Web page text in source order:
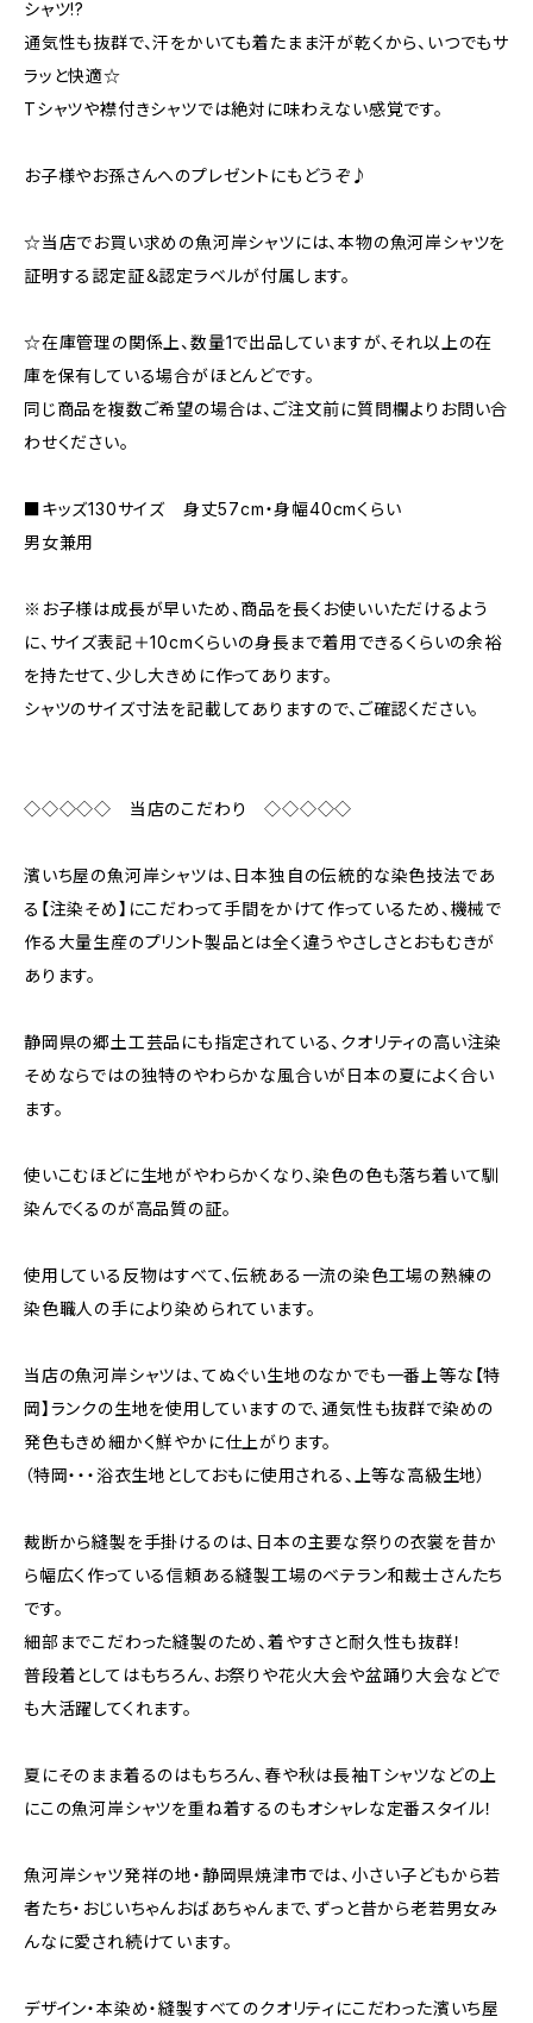
シャツ!?
通気性も抜群で、汗をかいても着たまま汗が乾くから、いつでもサ
ラッと快適☆
Tシャツや襟付きシャツでは絶対に味わえない感覚です。
お子様やお孫さんへのプレゼントにもどうぞ♪
☆当店でお買い求めの魚河岸シャツには、本物の魚河岸シャツを
証明する認定証＆認定ラベルが付属します。
☆在庫管理の関係上、数量1で出品していますが、それ以上の在
庫を保有している場合がほとんどです。
同じ商品を複数ご希望の場合は、ご注文前に質問欄よりお問い合
わせください。
■キッズ130サイズ 身丈57cm・身幅40cmくらい
男女兼用
※お子様は成長が早いため、商品を長くお使いいただけるよう
に、サイズ表記＋10cmくらいの身長まで着用できるくらいの余裕
を持たせて、少し大きめに作ってあります。
シャツのサイズ寸法を記載してありますので、ご確認ください。
◇◇◇◇◇ 当店のこだわり ◇◇◇◇◇
濱いち屋の魚河岸シャツは、日本独自の伝統的な染色技法であ
る【注染そめ】にこだわって手間をかけて作っているため、機械で
作る大量生産のプリント製品とは全く違うやさしさとおもむきが
あります。
静岡県の郷土工芸品にも指定されている、クオリティの高い注染
そめならではの独特のやわらかな風合いが日本の夏によく合い
ます。
使いこむほどに生地がやわらかくなり、染色の色も落ち着いて馴
染んでくるのが高品質の証。
使用している反物はすべて、伝統ある一流の染色工場の熟練の
染色職人の手により染められています。
当店の魚河岸シャツは、てぬぐい生地のなかでも一番上等な【特
岡】ランクの生地を使用していますので、通気性も抜群で染めの
発色もきめ細かく鮮やかに仕上がります。
（特岡・・・浴衣生地としておもに使用される、上等な高級生地）
裁断から縫製を手掛けるのは、日本の主要な祭りの衣裳を昔か
ら幅広く作っている信頼ある縫製工場のベテラン和裁士さんたち
です。
細部までこだわった縫製のため、着やすさと耐久性も抜群！
普段着としてはもちろん、お祭りや花火大会や盆踊り大会などで
も大活躍してくれます。
夏にそのまま着るのはもちろん、春や秋は長袖Ｔシャツなどの上
にこの魚河岸シャツを重ね着するのもオシャレな定番スタイル！
魚河岸シャツ発祥の地・静岡県焼津市では、小さい子どもから若
者たち・おじいちゃんおばあちゃんまで、ずっと昔から老若男女み
んなに愛され続けています。
デザイン・本染め・縫製すべてのクオリティにこだわった濱いち屋